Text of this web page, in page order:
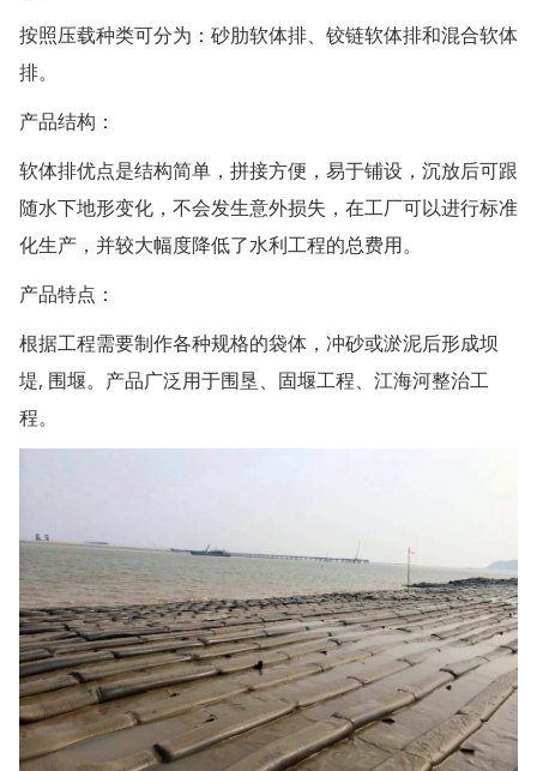
按照压载种类可分为：砂肋软体排、铰链软体排和混合软体
排。
产品结构：
软体排优点是结构简单，拼接方便，易于铺设，沉放后可跟
随水下地形变化，不会发生意外损失，在工厂可以进行标准
化生产，并较大幅度降低了水利工程的总费用。
产品特点：
根据工程需要制作各种规格的袋体，冲砂或淤泥后形成坝
堤, 围堰。产品广泛用于围垦、固堰工程、江海河整治工
程。